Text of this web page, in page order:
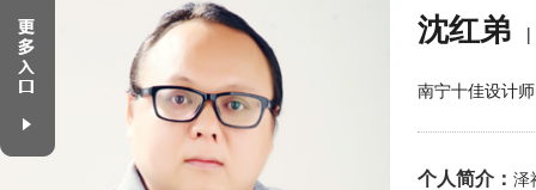
沈红弟 |
南宁十佳设计师
个人简介： 泽